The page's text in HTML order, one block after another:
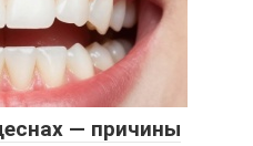
— причины